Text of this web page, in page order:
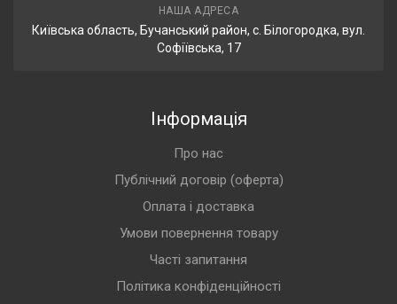
НАША АДРЕСА
Київська область, Бучанський район, с. Білогородка, вул.
Софіївська, 17
Інформація
Про нас
Публічний договір (оферта)
Оплата і доставка
Умови повернення товару
Часті запитання
Політика конфіденційності